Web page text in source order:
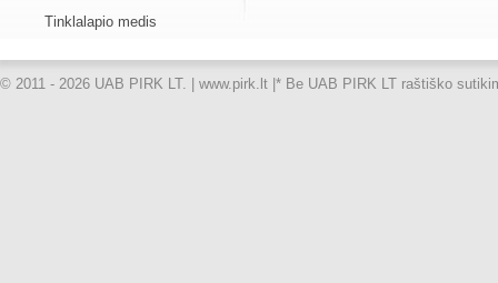
Tinklalapio medis
© 2011 - 2026 UAB PIRK LT. | www.pirk.lt | * Be UAB PIRK LT raštiško